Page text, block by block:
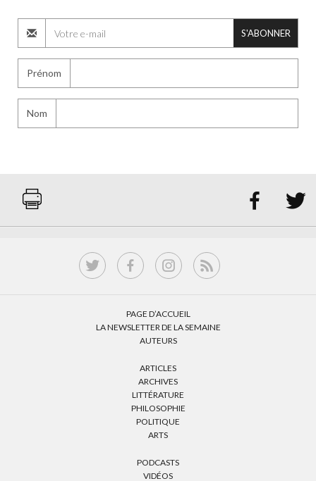
S'ABONNER
Prénom
Nom
 
PAGE D’ACCUEIL
LA NEWSLETTER DE LA SEMAINE
AUTEURS
ARTICLES
ARCHIVES
LITTÉRATURE
PHILOSOPHIE
POLITIQUE
ARTS
PODCASTS
VIDÉOS